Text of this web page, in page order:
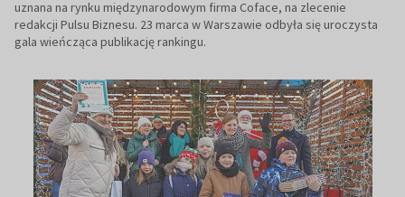
uznana na rynku międzynarodowym firma Coface, na zlecenie
redakcji Pulsu Biznesu. 23 marca w Warszawie odbyła się uroczysta
gala wieńcząca publikację rankingu.